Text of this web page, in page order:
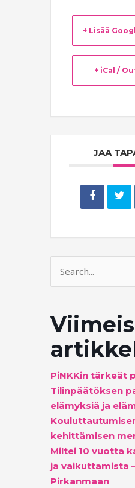
+ Lisää
+ iCal /
JAA
Search
for:
PiNKKin tärkeät
Tilinpäätöksen
elämyksiä ja
kehittämisen
Miltei 10 vuotta
ja vaikuttamista
Pirkanmaan